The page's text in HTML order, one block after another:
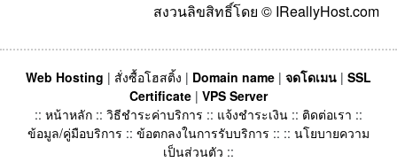
สงวนลิขสิทธิ์โดย © IReallyHost.com
Web Hosting | สั่งซื้อโฮสติ้ง | Domain name | จดโดเมน | SSL
Certificate | VPS Server
:: หน้าหลัก :: วิธีชำระค่าบริการ :: แจ้งชำระเงิน :: ติดต่อเรา ::
ข้อมูล/คู่มือบริการ :: ข้อตกลงในการรับบริการ :: :: นโยบายความ
เป็นส่วนตัว ::